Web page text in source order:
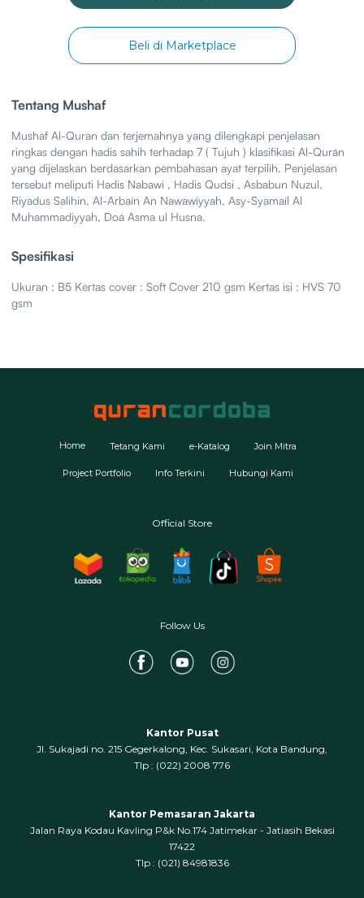
Beli di Marketplace
Tentang Mushaf
Mushaf Al-Quran dan terjemahnya yang dilengkapi penjelasan
ringkas dengan hadis sahih terhadap 7 ( Tujuh ) klasifikasi Al-Qurán
yang dijelaskan berdasarkan pembahasan ayat terpilih. Penjelasan
tersebut meliputi Hadis Nabawi , Hadis Qudsi , Asbabun Nuzul,
Riyadus Salihin, Al-Arbaín An Nawawiyyah, Asy-Syamaíl Al
Muhammadiyyah, Doá Asma ul Husna.
Spesifikasi
Ukuran : B5 Kertas cover : Soft Cover 210 gsm Kertas isi : HVS 70
gsm
Home Tetang Kami e-Katalog Join Mitra
Project Portfolio Info Terkini Hubungi Kami
Official Store
Follow Us
Kantor Pusat
Jl. Sukajadi no. 215 Gegerkalong, Kec. Sukasari, Kota Bandung,
‍Tlp : (022) 2008 776
Kantor Pemasaran Jakarta
Jalan Raya Kodau Kavling P&k No.174 Jatimekar - Jatiasih Bekasi
17422
Tlp : (021) 84981836